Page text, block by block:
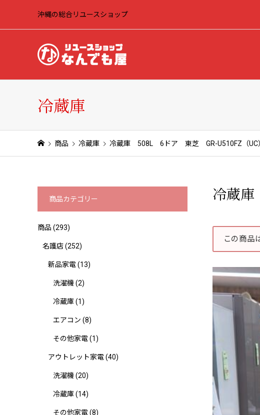
沖縄の総合リユースショップ
冷蔵庫
商品 冷蔵庫 冷蔵庫 508L 6ドア 東芝 GR-U510FZ（
冷蔵
この商品
商品カテゴリー
商品 (293)
名護店(252)
新品家電(13)
洗濯機 (2)
冷蔵庫(1)
エアコン (8)
その他家電(1)
アウトレット家電(40)
洗濯機 (20)
冷蔵庫(14)
その他家電(8)